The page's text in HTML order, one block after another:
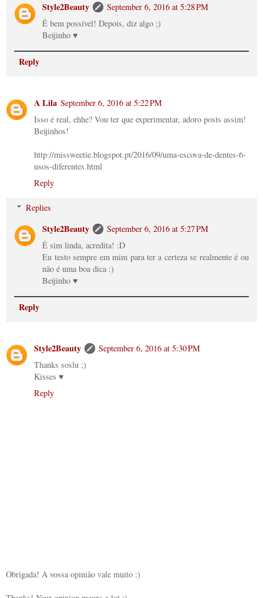
Style2Beauty
September 6, 2016 at 5:28 PM
É bem possível! Depois, diz algo ;)
Beijinho ♥
Reply
A Lila September 6, 2016 at 5:22 PM
Isso é real, ehhe? Vou ter que experimentar, adoro posts assim!
Beijinhos!
http://missweetie.blogspot.pt/2016/09/uma-escova-de-dentes-6-
usos-diferentes.html
Reply
Replies
Style2Beauty
September 6, 2016 at 5:27 PM
É sim linda, acredita! :D
Eu testo sempre em mim para ter a certeza se realmente é ou
não é uma boa dica :)
Beijinho ♥
Reply
Style2Beauty
September 6, 2016 at 5:30 PM
Thanks soslu ;)
Kisses ♥
Reply
Obrigada! A vossa opinião vale muito :)